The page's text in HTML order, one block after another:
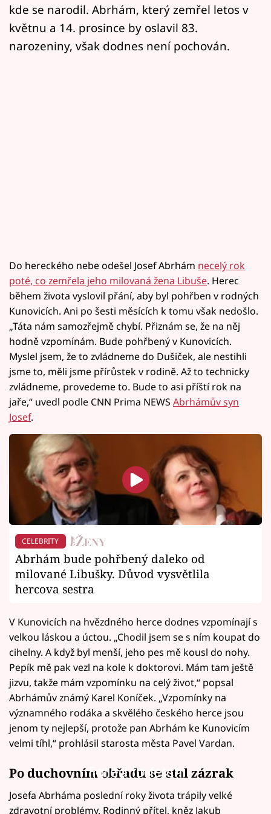
kde se narodil. Abrhám, který zemřel letos v
květnu a 14. prosince by oslavil 83.
narozeniny, však dodnes není pochován.
Do hereckého nebe odešel Josef Abrhám necelý rok
poté, co zemřela jeho milovaná žena Libuše. Herec
během života vyslovil přání, aby byl pohřben v rodných
Kunovicích. Ani po šesti měsících k tomu však nedošlo.
„Táta nám samozřejmě chybí. Přiznám se, že na něj
hodně vzpomínám. Bude pohřbený v Kunovicích.
Myslel jsem, že to zvládneme do Dušiček, ale nestihli
jsme to, měli jsme přírůstek v rodině. Až to technicky
zvládneme, provedeme to. Bude to asi příští rok na
jaře,“ uvedl podle CNN Prima NEWS Abrhámův syn
Josef.
CELEBRITY
Abrhám bude pohřbený daleko od
milované Libušky. Důvod vysvětlila
hercova sestra
V Kunovicích na hvězdného herce dodnes vzpomínají s
velkou láskou a úctou. „Chodil jsem se s ním koupat do
cihelny. A když byl menší, jeho pes mě kousl do nohy.
Pepík mě pak vezl na kole k doktorovi. Mám tam ještě
jizvu, takže mám vzpomínku na celý život,“ popsal
Abrhámův známý Karel Koníček. „Vzpomínky na
významného rodáka a skvělého českého herce jsou
jenom ty nejlepší, protože pan Abrhám ke Kunovicím
velmi tíhl,“ prohlásil starosta města Pavel Vardan.
Failed to fetch
Po duchovním obřadu se stal zázrak
Josefa Abrháma poslední roky života trápily velké
zdravotní problémy. Rodinný přítel, kněz Jakub